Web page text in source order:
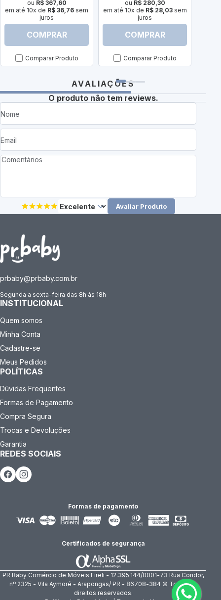
ou R$ 367,60
em até 10x de R$ 36,76 sem
juros
COMPRAR
Comparar Produto
ou R$ 280,30
em até 10x de R$ 28,03sem
juros
COMPRAR
Comparar Produto
AVALIAÇÕES
O produto não tem reviews.
Avaliar Produto
prbaby@prbaby.com.br
Segunda a sexta-feira das 8h às 18h
INSTITUCIONAL
Quem somos
Minha Conta
Cadastre-se
Meus Pedidos
POLÍTICAS
Dúvidas Frequentes
Formas de Pagamento
Compra Segura
Trocas e Devoluções
Garantia
REDES SOCIAIS
Formas de pagamento
Certificados de segurança
PR Baby Comércio de Móveis Eireli - 12.395.144/0001-73 Rua Condor,
nº 2325 - Vila Aymoré - Arapongas/ PR - 86708-384 © Todos os
direitos reservados.